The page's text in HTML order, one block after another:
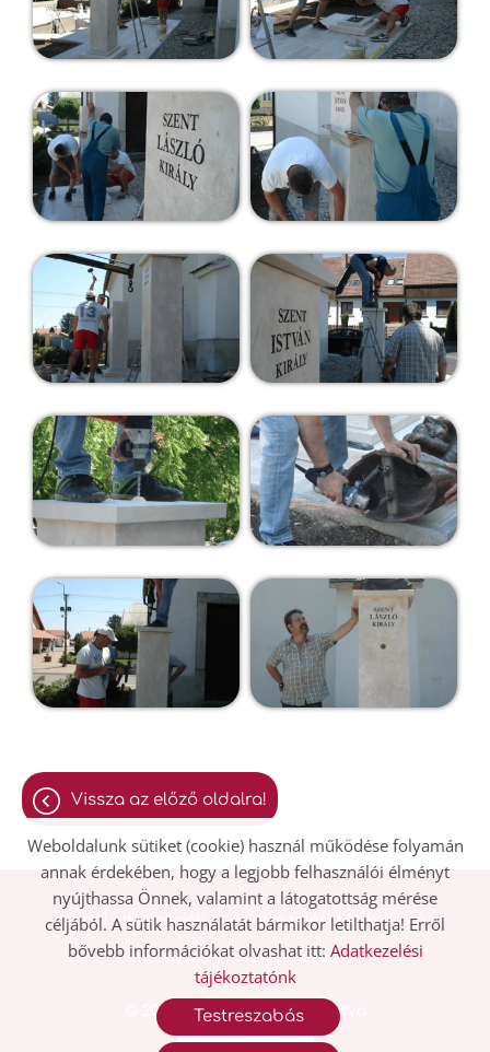
vissza az előző oldalra!
© 2026 - Minden jog fenntartva
Oldal információk Adatkezelési tájékoztató
Impresszum Sütik kezelése
Testreszabás
Weboldalunk sütiket (cookie) használ működése folyamán
annak érdekében, hogy a legjobb felhasználói élményt
nyújthassa Önnek, valamint a látogatottság mérése
céljából. A sütik használatát bármikor letilthatja! Erről
bővebb információkat olvashat itt: Adatkezelési
tájékoztatónk